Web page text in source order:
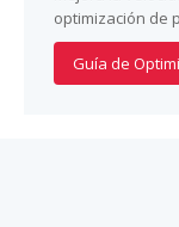
optimización de
Guía de